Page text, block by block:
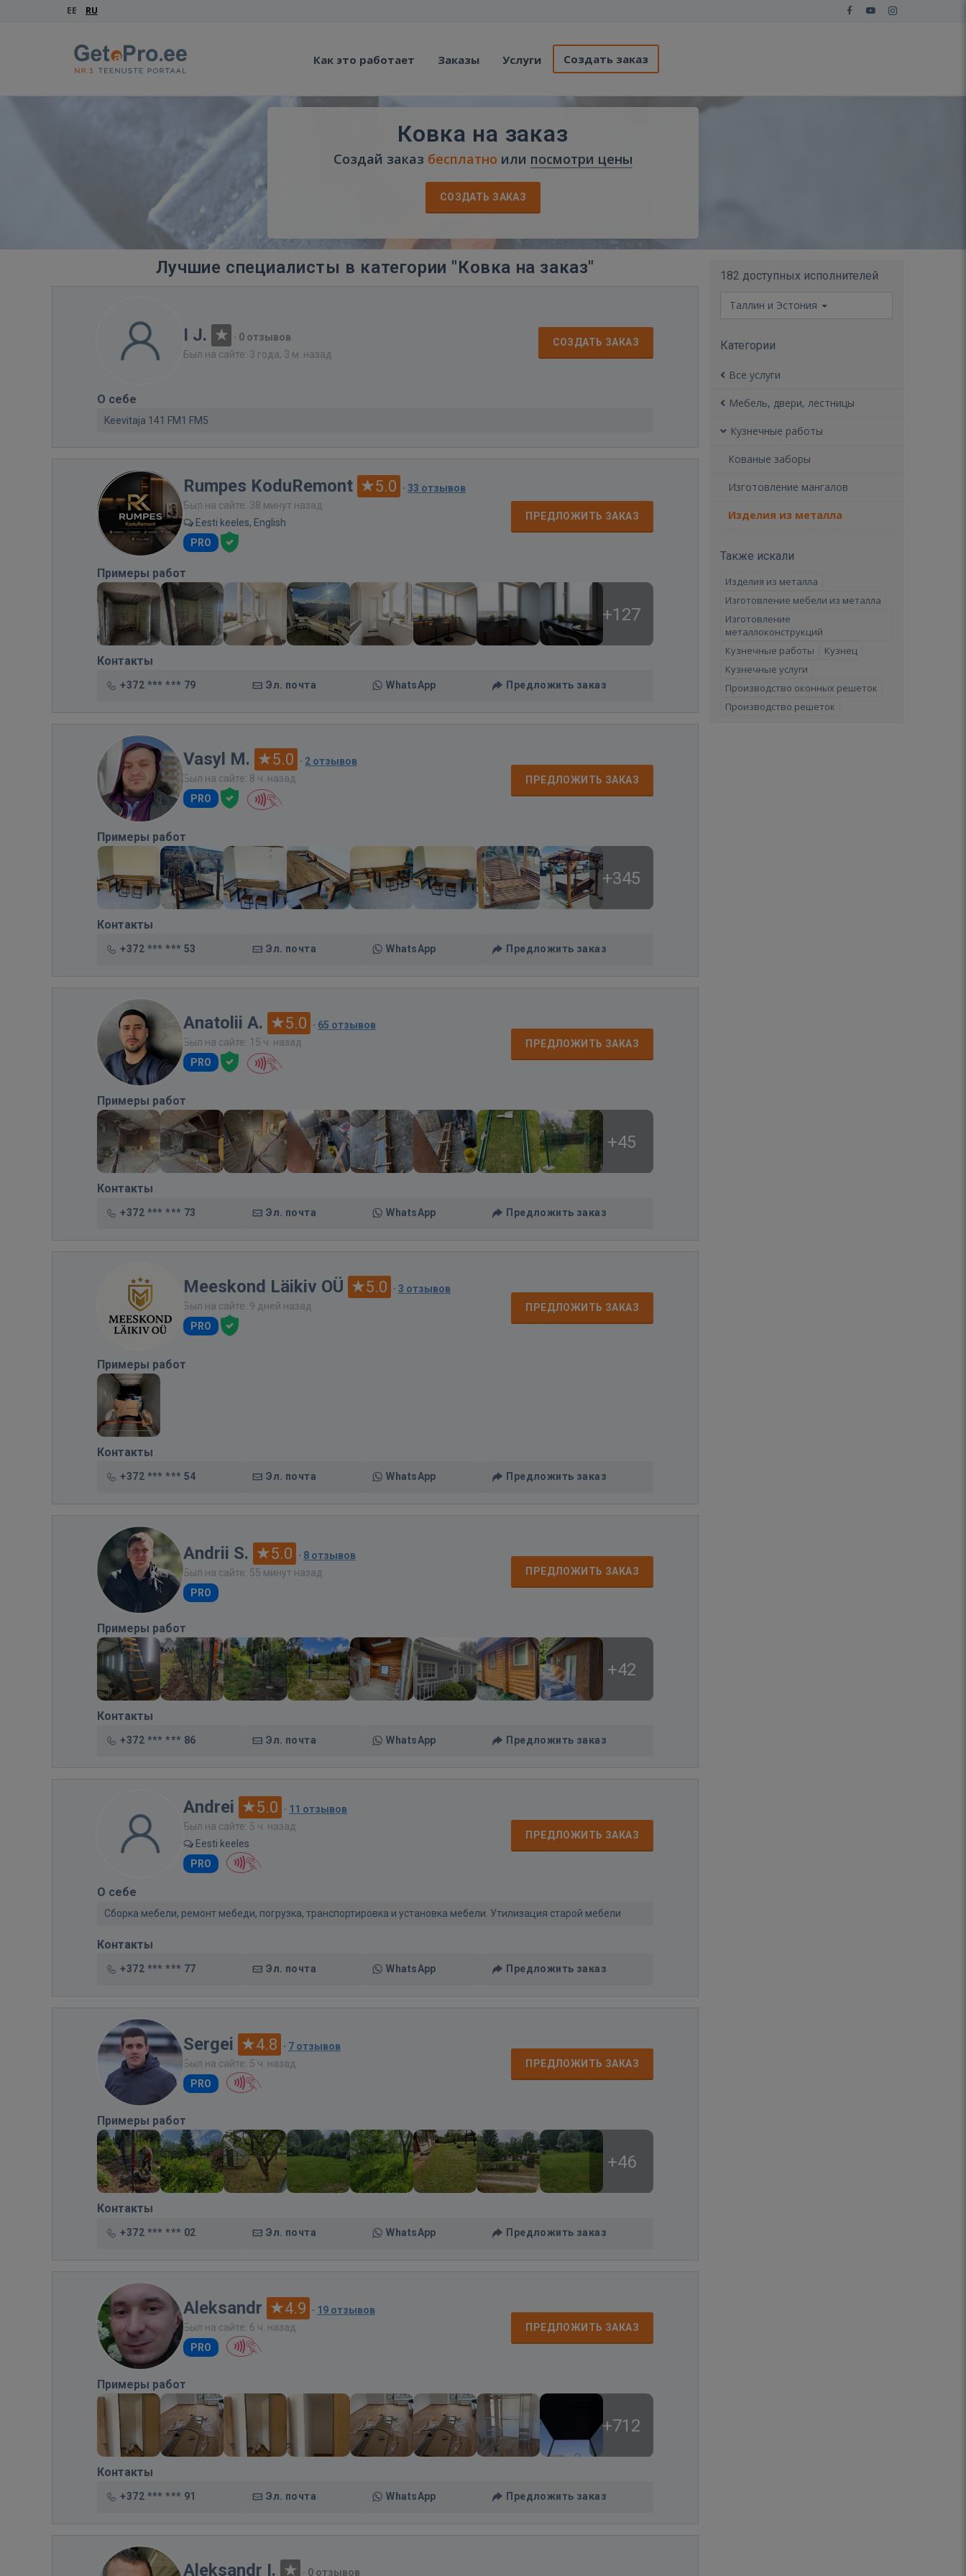
EE RU
Как это работает Заказы Услуги Создать заказ
Ковка на заказ
Создай заказ бесплатно или посмотри цены
СОЗДАТЬ ЗАКАЗ
Лучшие специалисты в категории "Ковка на заказ"
I J. · 0 отзывов
Был на сайте: 3 года, 3 м. назад
СОЗДАТЬ ЗАКАЗ
О себе
Keevitaja 141 FM1 FM5
Rumpes KoduRemont 5.0 · 33 отзывов
Был на сайте: 38 минут назад
Eesti keeles, English
PRO
ПРЕДЛОЖИТЬ ЗАКАЗ
Примеры работ
+127
Контакты
+372 *** *** 79 Эл. почта WhatsApp Предложить заказ
Vasyl M. 5.0 · 2 отзывов
Был на сайте: 8 ч. назад
PRO
ПРЕДЛОЖИТЬ ЗАКАЗ
Примеры работ
+345
Контакты
+372 *** *** 53 Эл. почта WhatsApp Предложить заказ
Anatolii A. 5.0 · 65 отзывов
Был на сайте: 15 ч. назад
PRO
ПРЕДЛОЖИТЬ ЗАКАЗ
Примеры работ
+45
Контакты
+372 *** *** 73 Эл. почта WhatsApp Предложить заказ
Meeskond Läikiv OÜ 5.0 · 3 отзывов
Был на сайте: 9 дней назад
PRO
ПРЕДЛОЖИТЬ ЗАКАЗ
Примеры работ
Контакты
+372 *** *** 54 Эл. почта WhatsApp Предложить заказ
Andrii S. 5.0 · 8 отзывов
Был на сайте: 55 минут назад
PRO
ПРЕДЛОЖИТЬ ЗАКАЗ
Примеры работ
+42
Контакты
+372 *** *** 86 Эл. почта WhatsApp Предложить заказ
Andrei 5.0 · 11 отзывов
Был на сайте: 5 ч. назад
Eesti keeles
PRO
ПРЕДЛОЖИТЬ ЗАКАЗ
О себе
Сборка мебели, ремонт мебеди, погрузка, транспортировка и установка мебели. Утилизация старой мебели
Контакты
+372 *** *** 77 Эл. почта WhatsApp Предложить заказ
Sergei 4.8 · 7 отзывов
Был на сайте: 5 ч. назад
PRO
ПРЕДЛОЖИТЬ ЗАКАЗ
Примеры работ
+46
Контакты
+372 *** *** 02 Эл. почта WhatsApp Предложить заказ
Aleksandr 4.9 · 19 отзывов
Был на сайте: 6 ч. назад
PRO
ПРЕДЛОЖИТЬ ЗАКАЗ
Примеры работ
+712
Контакты
+372 *** *** 91 Эл. почта WhatsApp Предложить заказ
Aleksandr I. · 0 отзывов
182 доступных исполнителей
Таллин и Эстония
Категории
Все услуги
Мебель, двери, лестницы
Кузнечные работы
Кованые заборы
Изготовление мангалов
Изделия из металла
Также искали
Изделия из металла
Изготовление мебели из металла
Изготовление
металлоконструкций
Кузнечные работы
Кузнец
Кузнечные услуги
Производство оконных решеток
Производство решеток